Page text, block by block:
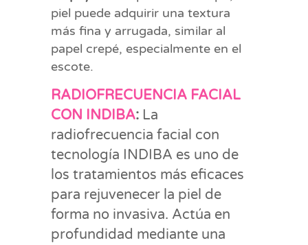
piel puede adquirir una textura
más fina y arrugada, similar al
papel crepé, especialmente en el
escote.
RADIOFRECUENCIA FACIAL
CON INDIBA: La
radiofrecuencia facial con
tecnología INDIBA es uno de
los tratamientos más eficaces
para rejuvenecer la piel de
forma no invasiva. Actúa en
profundidad mediante una